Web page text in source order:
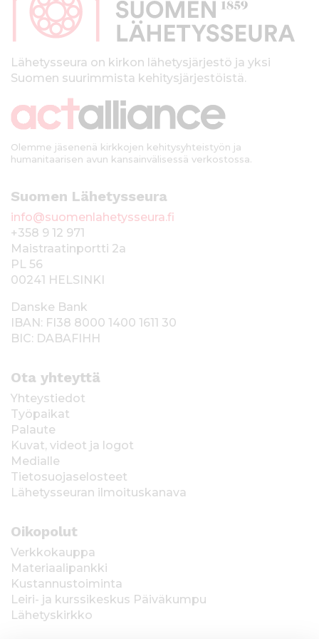
kLähetysseura on kirkon lähetysjärjestö ja yksi
Suomen suurimmista kehitysjärjestöistä.
Olemme jäsenenä kirkkojen kehitysyhteistyön ja
humanitaarisen avun kansainvälisessä verkostossa.
Suomen Lähetysseura
info@suomenlahetysseura.fi
+358 9 12 971
Maistraatinportti 2a
PL 56
00241 HELSINKI
Danske Bank
IBAN: FI38 8000 1400 1611 30
BIC: DABAFIHH
Ota yhteyttä
Yhteystiedot
Työpaikat
Palaute
Kuvat, videot ja logot
Medialle
Tietosuojaselosteet
Lähetysseuran ilmoituskanava
Oikopolut
Verkkokauppa
Materiaalipankki
Kustannustoiminta
Leiri- ja kurssikeskus Päiväkumpu
Lähetyskirkko